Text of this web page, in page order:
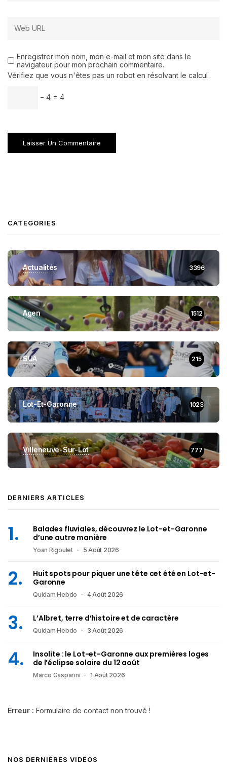
Enregistrer mon nom, mon e-mail et mon site dans le
navigateur pour mon prochain commentaire.
Vérifiez que vous n'êtes pas un robot en résolvant le calcul
− 4 = 4
CATEGORIES
Actualités 3396
Agen 1512
SUA 215
Lot-Et-Garonne 1023
Villeneuve-Sur-Lot 777
DERNIERS ARTICLES
Balades fluviales, découvrez le Lot-et-Garonne
d’une autre manière
Yoan Rigoulet 5 Août 2026
Huit spots pour piquer une tête cet été en Lot-et-
Garonne
Quidam Hebdo 4 Août 2026
L’Albret, terre d’histoire et de caractère
Quidam Hebdo 3 Août 2026
Insolite : le Lot-et-Garonne aux premières loges
de l’éclipse solaire du 12 août
Marco Gasparini 1 Août 2026
Erreur : Formulaire de contact non trouvé !
NOS DERNIÈRES VIDÉOS